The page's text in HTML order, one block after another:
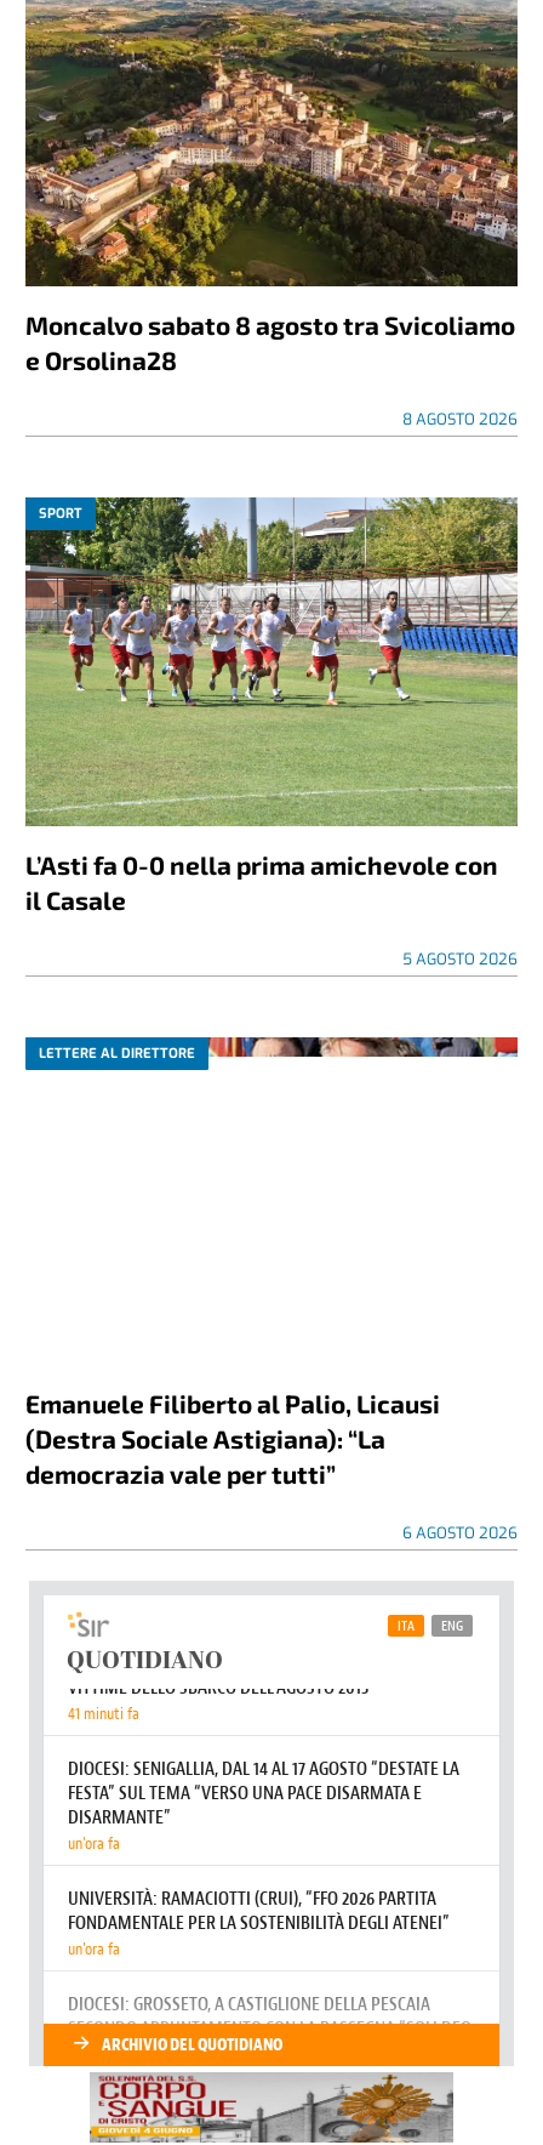
Moncalvo sabato 8 agosto tra Svicoliamo
e Orsolina28
8 AGOSTO 2026
SPORT
L’Asti fa 0-0 nella prima amichevole con
il Casale
5 AGOSTO 2026
LETTERE AL DIRETTORE
Emanuele Filiberto al Palio, Licausi
(Destra Sociale Astigiana): “La
democrazia vale per tutti”
6 AGOSTO 2026